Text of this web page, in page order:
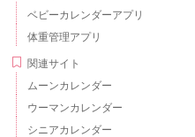
ベビーカレンダーアプリ
体重管理アプリ
関連サイト
ムーンカレンダー
ウーマンカレンダー
シニアカレンダー